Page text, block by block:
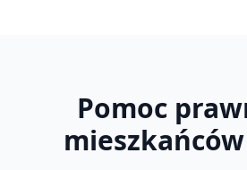
Pomoc